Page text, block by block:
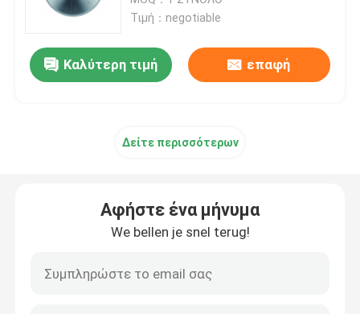
CNC κάθετο πριόνι ζωνών
Τιμή：negotiable
Καλύτερη τιμή επαφή
Δείτε περισσότερων
Αφήστε ένα μήνυμα
We bellen je snel terug!